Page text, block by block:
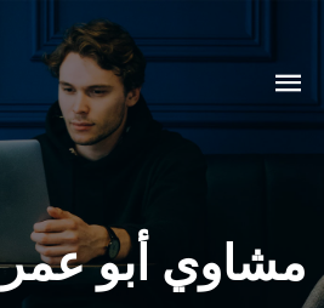
مشاوي أبو عمر